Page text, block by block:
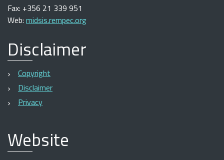
Fax: +356 21 339 951
Web: midsis.rempec.org
Disclaimer
Copyright
Disclaimer
Privacy
Website